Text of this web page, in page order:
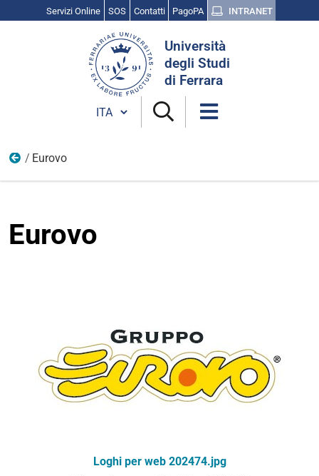
Servizi Online SOS Contatti PagoPA INTRANET
Università
degli Studi
di Ferrara
Cambia lingua
loghi 2024
Eurovo
Eurovo
Loghi per web 202474.jpg